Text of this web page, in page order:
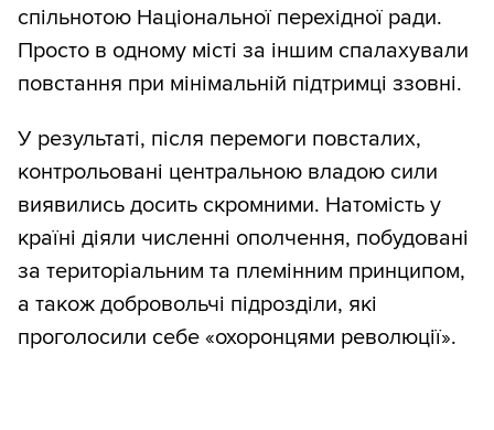
спільнотою Національної перехідної ради.
Просто в одному місті за іншим спалахували
повстання при мінімальній підтримці ззовні.
У результаті, після перемоги повсталих,
контрольовані центральною владою сили
виявились досить скромними. Натомість у
країні діяли численні ополчення, побудовані
за територіальним та племінним принципом,
а також добровольчі підрозділи, які
проголосили себе «охоронцями революції».